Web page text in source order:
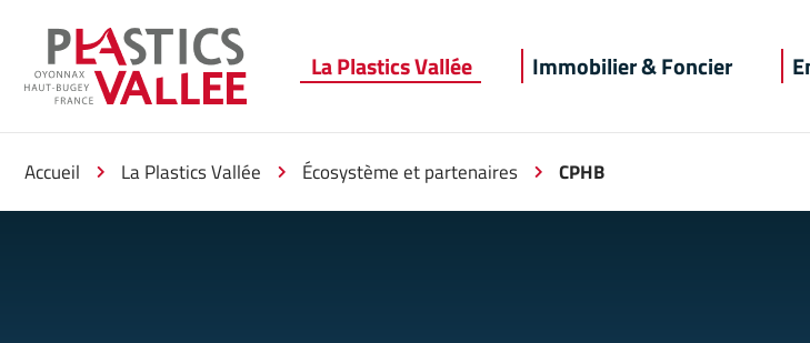
La Plastics Vallée Immobilier & Foncier
Accueil La Plastics Vallée Écosystème et partenaires CPHB